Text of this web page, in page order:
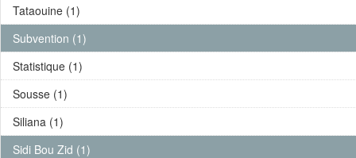
Tataouine (1)
Subvention (1)
Statistique (1)
Sousse (1)
Siliana (1)
Sidi Bou Zid (1)